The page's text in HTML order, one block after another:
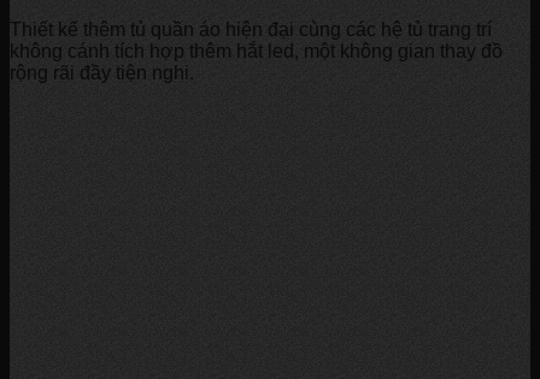
Thiết kế thêm tủ quần áo hiện đại cùng các hệ tủ trang trí
không cánh tích hợp thêm hắt led, một không gian thay đồ
rộng rãi đầy tiện nghi.